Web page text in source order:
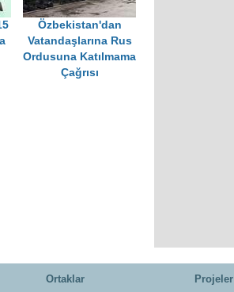
Özbekistan'dan
Vatandaşlarına Rus
Ordusuna Katılmama
Çağrısı
Ortaklar Projeler